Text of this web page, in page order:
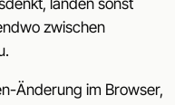
zwischen
Änderung im Browser,